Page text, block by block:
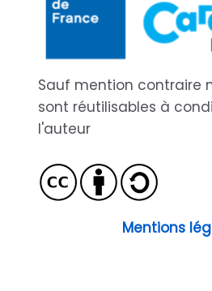
Sauf mention contraire
sont réutilisables à
l'auteur
Mentions